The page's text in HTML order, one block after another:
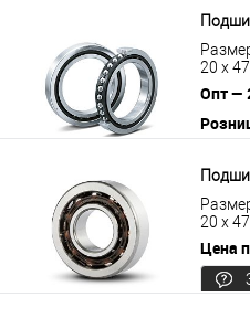
20 x
Опт —
20 x
Цена